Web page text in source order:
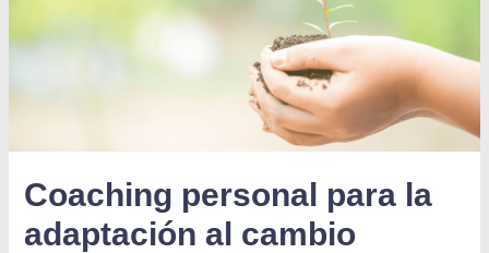
Coaching personal para la
adaptación al cambio